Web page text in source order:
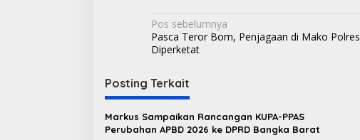
N
a
i
g
a
Pos sebelumnya
Pasca Teror Bom, Penjagaan di Mako Polres
Diperketat
Posting Terkait
Markus Sampaikan Rancangan KUPA-PPAS
Perubahan APBD 2026 ke DPRD Bangka Barat